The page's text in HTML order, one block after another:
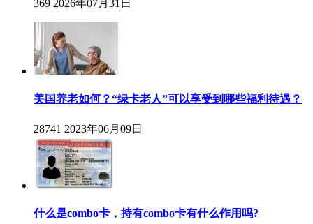
369 2026年07月31日
美国养老如何？“绿卡老人”可以享受到哪些福利待遇？
28741 2023年06月09日
什么是combo卡，持有combo卡有什么作用吗?